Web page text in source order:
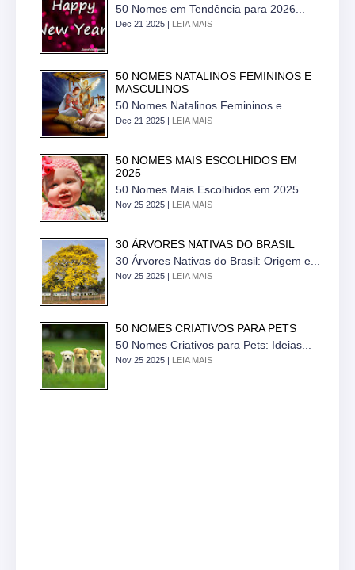
50 Nomes em Tendência para 2026...
Dec 21 2025 | LEIA MAIS
50 NOMES NATALINOS FEMININOS E
MASCULINOS
50 Nomes Natalinos Femininos e...
Dec 21 2025 | LEIA MAIS
50 NOMES MAIS ESCOLHIDOS EM
2025
50 Nomes Mais Escolhidos em 2025...
Nov 25 2025 | LEIA MAIS
30 ÁRVORES NATIVAS DO BRASIL
30 Árvores Nativas do Brasil: Origem e...
Nov 25 2025 | LEIA MAIS
50 NOMES CRIATIVOS PARA PETS
50 Nomes Criativos para Pets: Ideias...
Nov 25 2025 | LEIA MAIS